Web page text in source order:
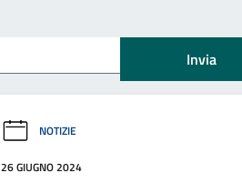
Invia
NOTIZIE
26 GIUGNO 2024